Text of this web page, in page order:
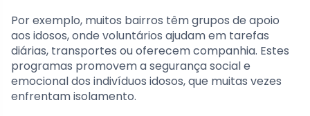
Por exemplo, muitos bairros têm grupos de apoio
aos idosos, onde voluntários ajudam em tarefas
diárias, transportes ou oferecem companhia. Estes
programas promovem a segurança social e
emocional dos indivíduos idosos, que muitas vezes
enfrentam isolamento.